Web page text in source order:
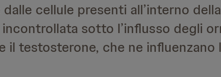
cellule presenti all’interno
sotto l’influsso degli
il testosterone, che ne influenzano